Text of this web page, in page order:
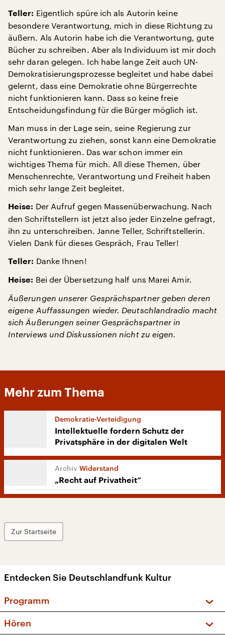
Teller: Eigentlich spüre ich als Autorin keine
besondere Verantwortung, mich in diese Richtung zu
äußern. Als Autorin habe ich die Verantwortung, gute
Bücher zu schreiben. Aber als Individuum ist mir doch
sehr daran gelegen. Ich habe lange Zeit auch UN-
Demokratisierungsprozesse begleitet und habe dabei
gelernt, dass eine Demokratie ohne Bürgerrechte
nicht funktionieren kann. Dass so keine freie
Entscheidungsfindung für die Bürger möglich ist.
Man muss in der Lage sein, seine Regierung zur
Verantwortung zu ziehen, sonst kann eine Demokratie
nicht funktionieren. Das war schon immer ein
wichtiges Thema für mich. All diese Themen, über
Menschenrechte, Verantwortung und Freiheit haben
mich sehr lange Zeit begleitet.
Heise: Der Aufruf gegen Massenüberwachung. Nach
den Schriftstellern ist jetzt also jeder Einzelne gefragt,
ihn zu unterschreiben. Janne Teller, Schriftstellerin.
Vielen Dank für dieses Gespräch, Frau Teller!
Teller: Danke Ihnen!
Heise: Bei der Übersetzung half uns Marei Amir.
Äußerungen unserer Gesprächspartner geben deren
eigene Auffassungen wieder. Deutschlandradio macht
sich Äußerungen seiner Gesprächspartner in
Interviews und Diskussionen nicht zu eigen.
Mehr zum Thema
Demokratie-Verteidigung
Intellektuelle fordern Schutz der
Privatsphäre in der digitalen Welt
Widerstand
„Recht auf Privatheit“
Zur Startseite
Entdecken Sie Deutschlandfunk Kultur
Programm
Hören